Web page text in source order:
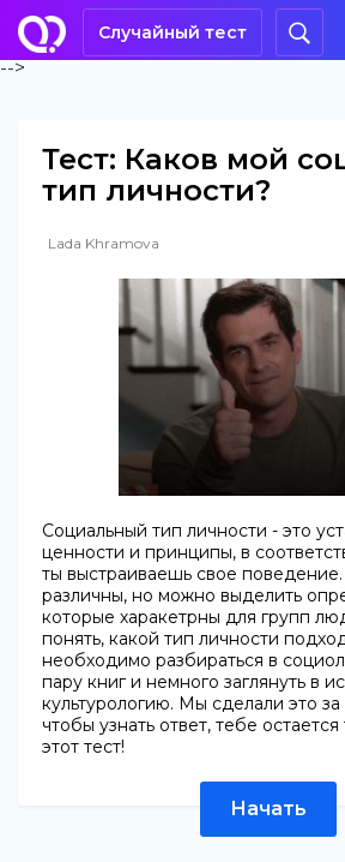
Случайный тест
-->
Тест: Каков мой
тип личности?
Lada Khramova
Социальный тип личности - это
ценности и принципы, в
ты выстраиваешь свое
различны, но можно выделить
которые харакетрны для групп
понять, какой тип личности
необходимо разбираться в
пару книг и немного заглянуть в
культурологию. Мы сделали это
чтобы узнать ответ, тебе
этот тест!
Начать